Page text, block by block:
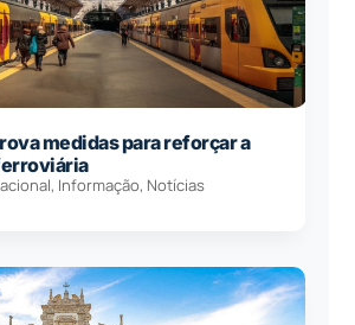
medidas para reforçar a
, Informação, Notícias